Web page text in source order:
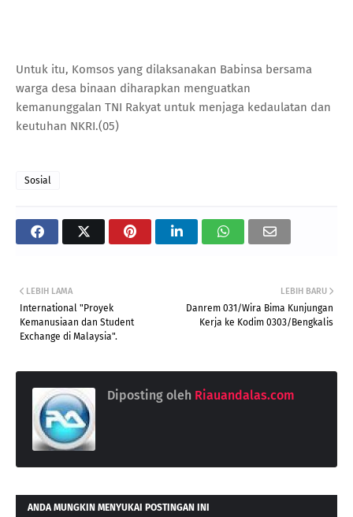
Untuk itu, Komsos yang dilaksanakan Babinsa bersama
warga desa binaan diharapkan menguatkan
kemanunggalan TNI Rakyat untuk menjaga kedaulatan dan
keutuhan NKRI.(05)
Sosial
LEBIH BARU
Danrem 031/Wira Bima Kunjungan
Kerja ke Kodim 0303/Bengkalis
LEBIH LAMA
International "Proyek
Kemanusiaan dan Student
Exchange di Malaysia".
Diposting oleh Riauandalas.com
ANDA MUNGKIN MENYUKAI POSTINGAN INI